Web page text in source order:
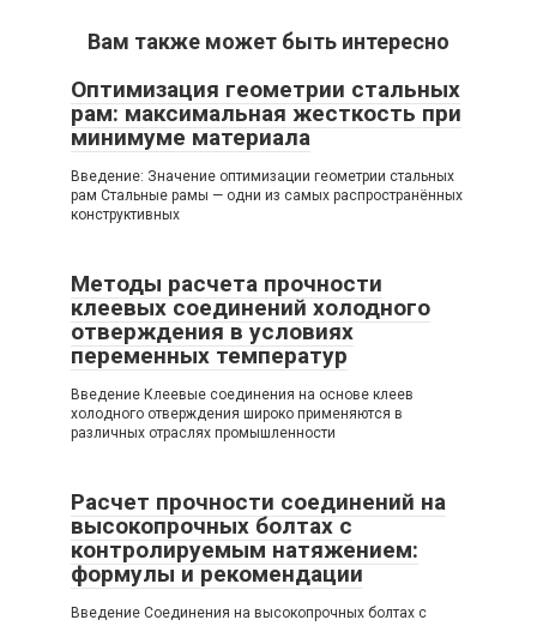
Вам также может быть интересно
Оптимизация геометрии стальных
рам: максимальная жесткость при
минимуме материала
Введение: Значение оптимизации геометрии стальных
рам Стальные рамы — одни из самых распространённых
конструктивных
Методы расчета прочности
клеевых соединений холодного
отверждения в условиях
переменных температур
Введение Клеевые соединения на основе клеев
холодного отверждения широко применяются в
различных отраслях промышленности
Расчет прочности соединений на
высокопрочных болтах с
контролируемым натяжением:
формулы и рекомендации
Введение Соединения на высокопрочных болтах с